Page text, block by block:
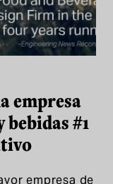
empresa
#1
empresa de